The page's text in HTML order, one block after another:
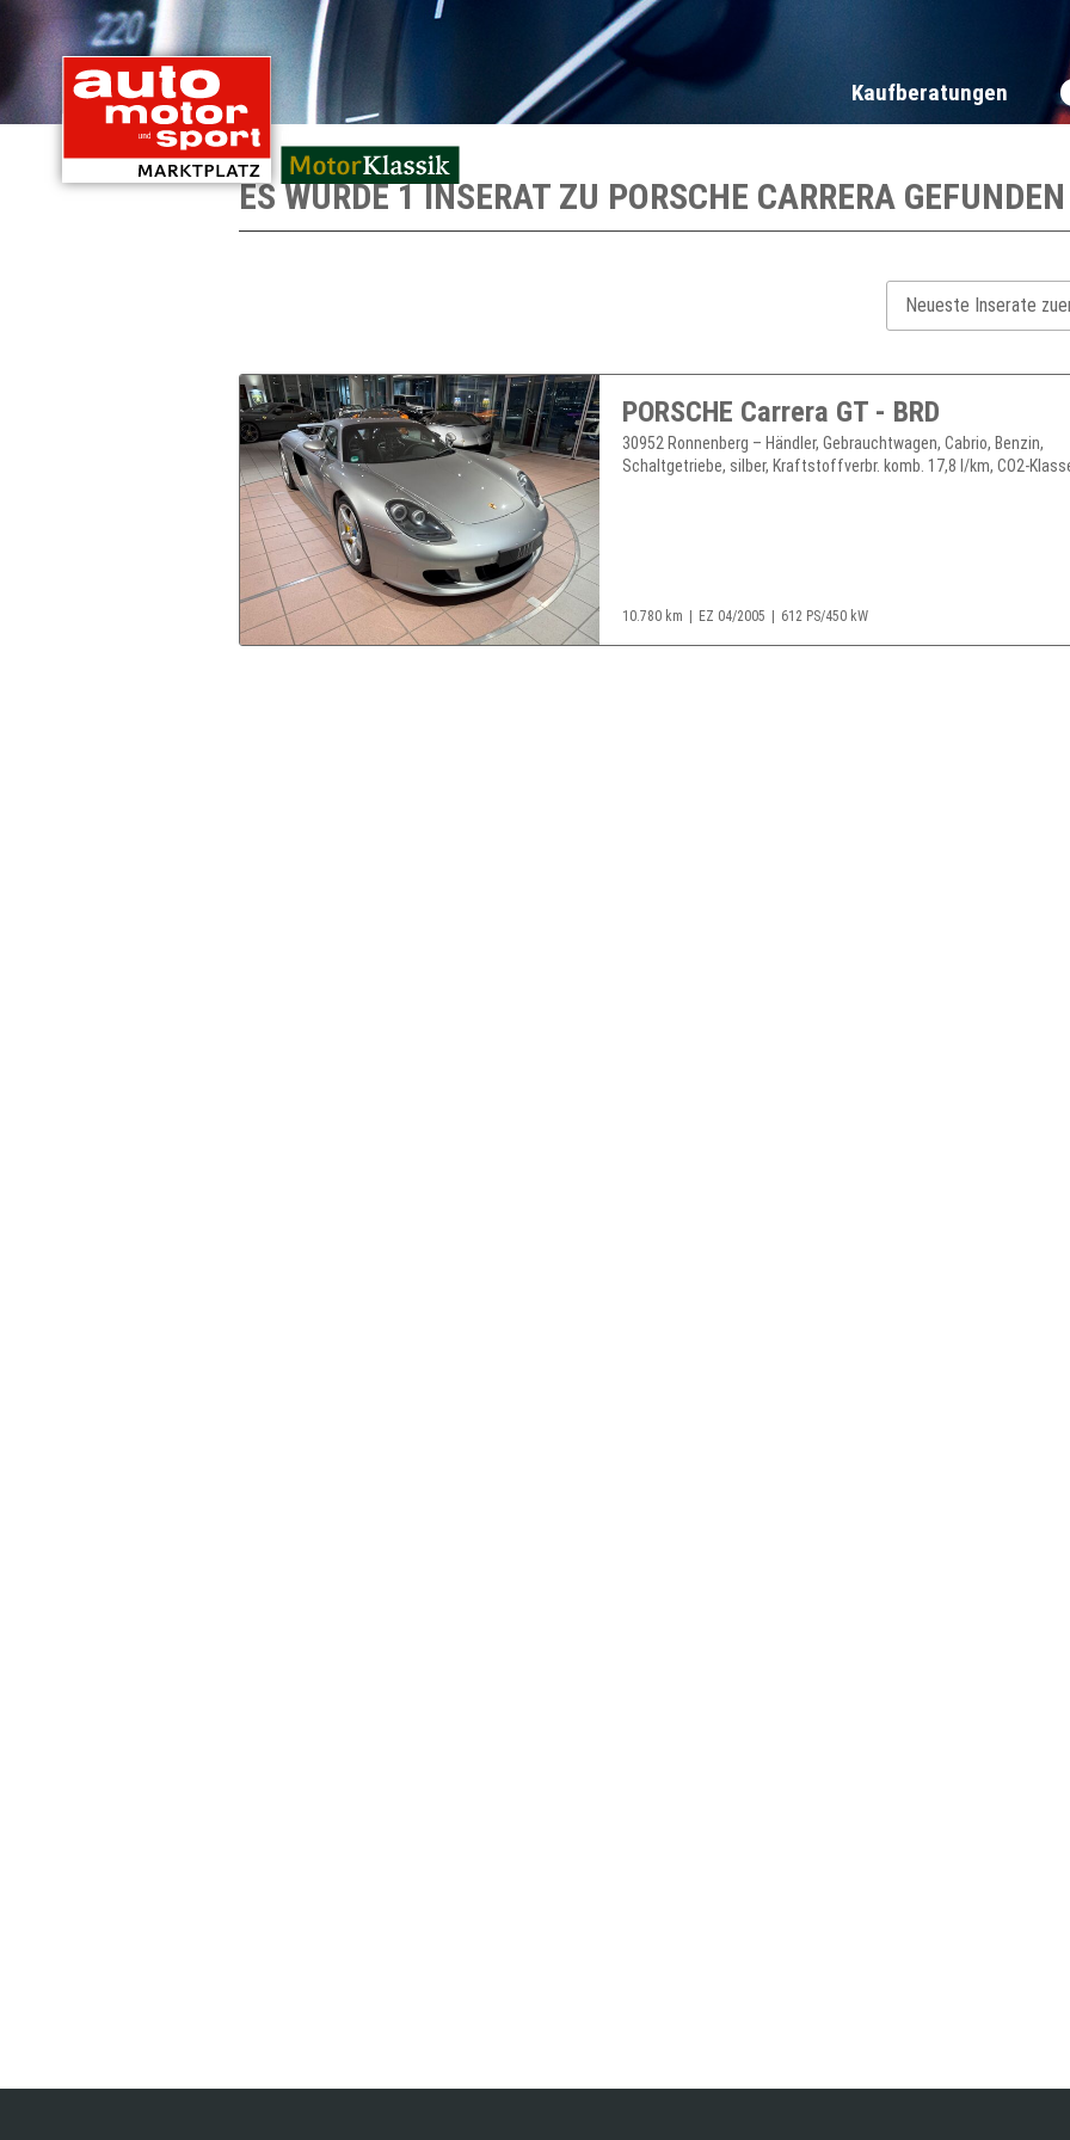
Kaufberatungen
ES WURDE 1 INSERAT ZU PORSCHE CARRERA GEFUNDEN
PORSCHE Carrera GT - BRD
30952 Ronnenberg – Händler, Gebrauchtwagen, Cabrio, Benzin,
Schaltgetriebe, silber, Kraftstoffverbr. komb. 17,8 l/km, CO2-Klasse:
10.780 km EZ 04/2005 612 PS/450 kW